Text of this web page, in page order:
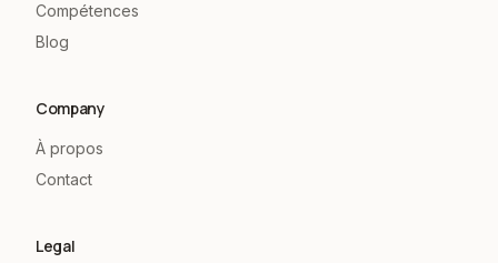
Compétences
Blog
Company
À propos
Contact
Legal